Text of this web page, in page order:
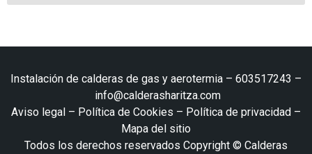
Instalación de calderas de gas y aerotermia – 603517243 –
info@calderasharitza.com
Aviso legal – Política de Cookies – Política de privacidad –
Mapa del sitio
Todos los derechos reservados Copyright © Calderas